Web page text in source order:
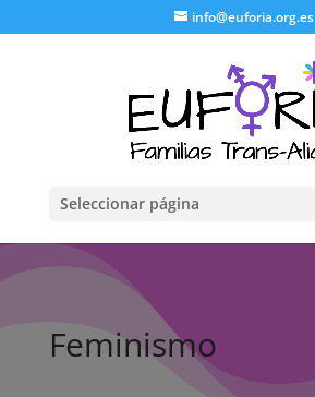
info@euforia.org.es
Seleccionar página
Feminismo